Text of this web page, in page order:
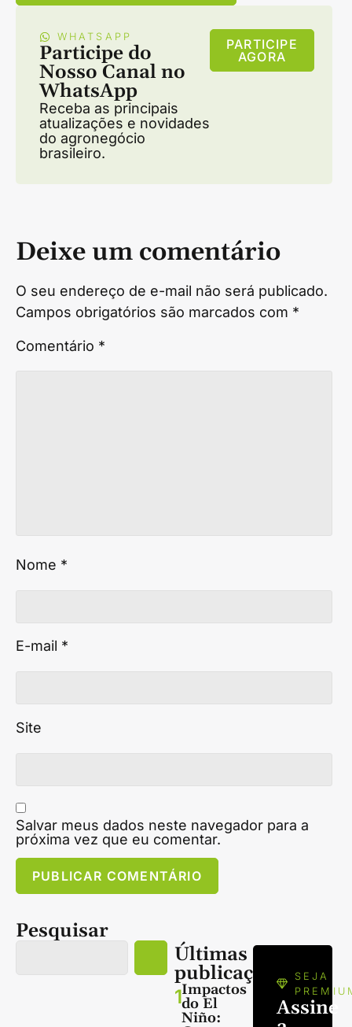
WHATSAPP
Participe do
Nosso Canal no
WhatsApp
Receba as principais
atualizações e novidades
do agronegócio
brasileiro.
PARTICIPE
AGORA
Deixe um comentário
O seu endereço de e-mail não será publicado.
Campos obrigatórios são marcados com *
Comentário *
Nome *
E-mail *
Site
Salvar meus dados neste navegador para a
próxima vez que eu comentar.
Pesquisar
Últimas
publicações
1Impactos
do El
Niño:
SEJA
Assine